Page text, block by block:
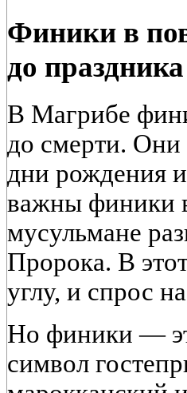
Финики в
до праздника
В Магрибе
до смерти. Они
дни рождения
важны финики
мусульмане
Пророка. В
углу, и спрос
Но финики —
символ